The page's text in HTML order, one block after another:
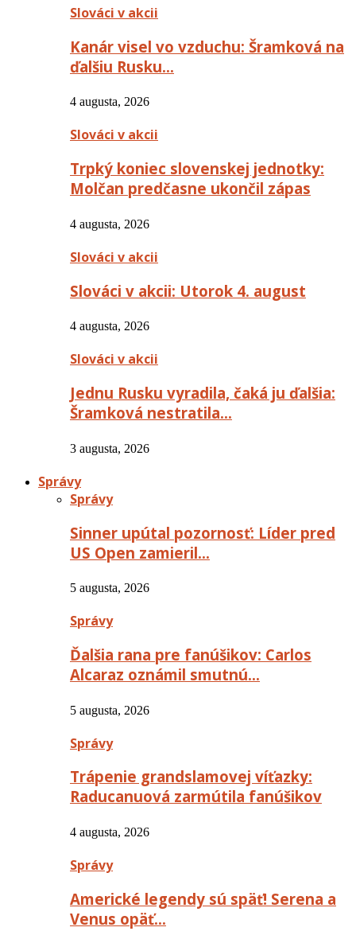
Slováci v akcii
Kanár visel vo vzduchu: Šramková na
ďalšiu Rusku…
4 augusta, 2026
Slováci v akcii
Trpký koniec slovenskej jednotky:
Molčan predčasne ukončil zápas
4 augusta, 2026
Slováci v akcii
Slováci v akcii: Utorok 4. august
4 augusta, 2026
Slováci v akcii
Jednu Rusku vyradila, čaká ju ďalšia:
Šramková nestratila…
3 augusta, 2026
Správy
Správy
Sinner upútal pozornosť: Líder pred
US Open zamieril…
5 augusta, 2026
Správy
Ďalšia rana pre fanúšikov: Carlos
Alcaraz oznámil smutnú…
5 augusta, 2026
Správy
Trápenie grandslamovej víťazky:
Raducanuová zarmútila fanúšikov
4 augusta, 2026
Správy
Americké legendy sú späť! Serena a
Venus opäť…